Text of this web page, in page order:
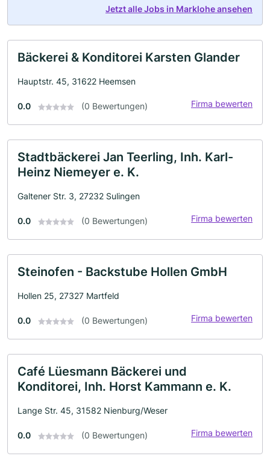
Jetzt alle Jobs in Marklohe ansehen
Bäckerei & Konditorei Karsten Glander
Hauptstr. 45, 31622 Heemsen
0.0 (0 Bewertungen) Firma bewerten
Stadtbäckerei Jan Teerling, Inh. Karl-
Heinz Niemeyer e. K.
Galtener Str. 3, 27232 Sulingen
0.0 (0 Bewertungen) Firma bewerten
Steinofen - Backstube Hollen GmbH
Hollen 25, 27327 Martfeld
0.0 (0 Bewertungen) Firma bewerten
Café Lüesmann Bäckerei und
Konditorei, Inh. Horst Kammann e. K.
Lange Str. 45, 31582 Nienburg/Weser
0.0 (0 Bewertungen) Firma bewerten